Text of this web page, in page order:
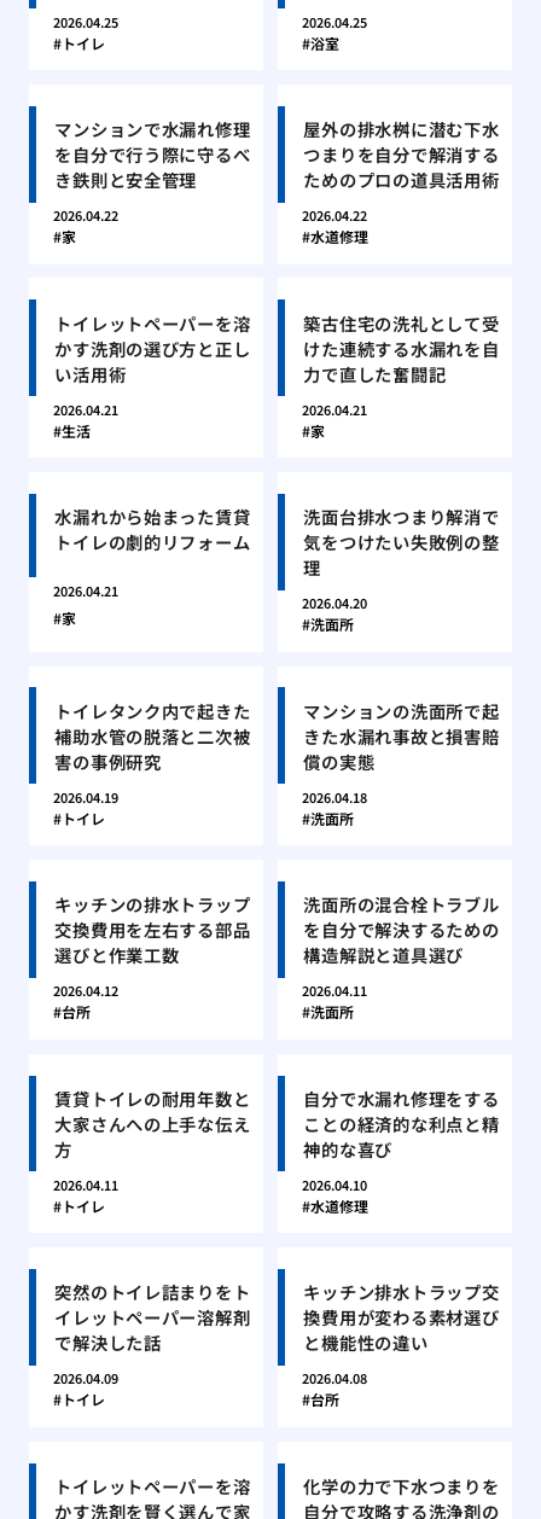
2026.04.25
トイレ
2026.04.25
浴室
マンションで水漏れ修理
を自分で行う際に守るべ
き鉄則と安全管理
2026.04.22
家
屋外の排水桝に潜む下水
つまりを自分で解消する
ためのプロの道具活用術
2026.04.22
水道修理
トイレットペーパーを溶
かす洗剤の選び方と正し
い活用術
2026.04.21
生活
築古住宅の洗礼として受
けた連続する水漏れを自
力で直した奮闘記
2026.04.21
家
水漏れから始まった賃貸
トイレの劇的リフォーム
2026.04.21
家
洗面台排水つまり解消で
気をつけたい失敗例の整
理
2026.04.20
洗面所
トイレタンク内で起きた
補助水管の脱落と二次被
害の事例研究
2026.04.19
トイレ
マンションの洗面所で起
きた水漏れ事故と損害賠
償の実態
2026.04.18
洗面所
キッチンの排水トラップ
交換費用を左右する部品
選びと作業工数
2026.04.12
台所
洗面所の混合栓トラブル
を自分で解決するための
構造解説と道具選び
2026.04.11
洗面所
賃貸トイレの耐用年数と
大家さんへの上手な伝え
方
2026.04.11
トイレ
自分で水漏れ修理をする
ことの経済的な利点と精
神的な喜び
2026.04.10
水道修理
突然のトイレ詰まりをト
イレットペーパー溶解剤
で解決した話
2026.04.09
トイレ
キッチン排水トラップ交
換費用が変わる素材選び
と機能性の違い
2026.04.08
台所
トイレットペーパーを溶
かす洗剤を賢く選んで家
化学の力で下水つまりを
自分で攻略する洗浄剤の